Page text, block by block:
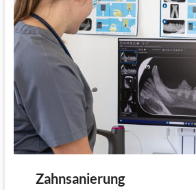
Zahnsanierung